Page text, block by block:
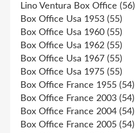
Lino Ventura Box Office (56)
Box Office Usa 1953 (55)
Box Office Usa 1960 (55)
Box Office Usa 1962 (55)
Box Office Usa 1967 (55)
Box Office Usa 1975 (55)
Box Office France 1955 (54)
Box Office France 2003 (54)
Box Office France 2004 (54)
Box Office France 2005 (54)